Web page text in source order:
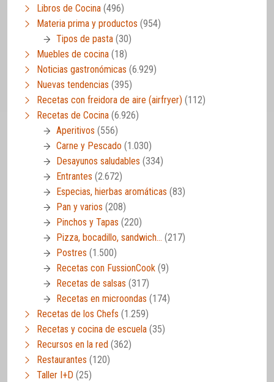
Libros de Cocina (496)
Materia prima y productos (954)
Tipos de pasta (30)
Muebles de cocina (18)
Noticias gastronómicas (6.929)
Nuevas tendencias (395)
Recetas con freidora de aire (airfryer) (112)
Recetas de Cocina (6.926)
Aperitivos (556)
Carne y Pescado (1.030)
Desayunos saludables (334)
Entrantes (2.672)
Especias, hierbas aromáticas (83)
Pan y varios (208)
Pinchos y Tapas (220)
Pizza, bocadillo, sandwich… (217)
Postres (1.500)
Recetas con FussionCook (9)
Recetas de salsas (317)
Recetas en microondas (174)
Recetas de los Chefs (1.259)
Recetas y cocina de escuela (35)
Recursos en la red (362)
Restaurantes (120)
Taller I+D (25)